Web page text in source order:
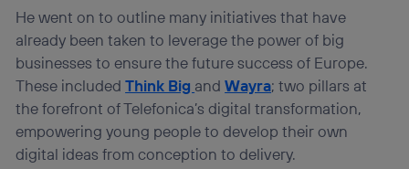
He went on to outline many initiatives that have
already been taken to leverage the power of big
businesses to ensure the future success of Europe.
These includedThink Big andWayra; two pillars at
the forefront of Telefonica’s digital transformation,
empowering young people to develop their own
digital ideas from conception to delivery.
información de la cuenta de cliente de
telecomunicaciones vinculada a la conexión que utilizas
(p. ej., número de teléfono móvil).
Este identificador se asigna a la conexión de internet, por
lo que cualquier persona que conecte su dispositivo y
consienta el uso de la tecnología recibirá el mismo
identificador. Típicamente:
Si utilizas unaconexión de banda ancha